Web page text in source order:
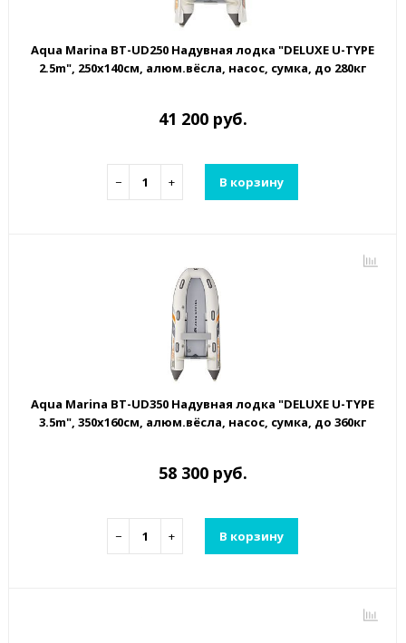
Aqua Marina BT-UD250 Надувная лодка "DELUXE U-TYPE
2.5m", 250х140см, алюм.вёсла, насос, сумка, до 280кг
41 200 руб.
− + В корзину
Aqua Marina BT-UD350 Надувная лодка "DELUXE U-TYPE
3.5m", 350х160см, алюм.вёсла, насос, сумка, до 360кг
58 300 руб.
− + В корзину